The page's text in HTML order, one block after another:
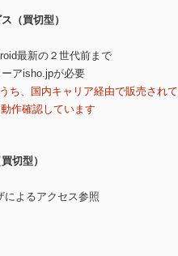
（買切型）
最新の２世代前まで
アisho.jpが必要
、国内キャリア経由で販売され
作確認しています
切型）
よるアクセス参照